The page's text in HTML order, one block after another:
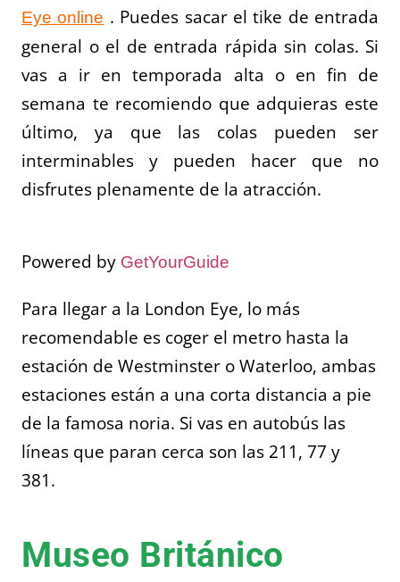
Eye online . Puedes sacar el tike de entrada
general o el de entrada rápida sin colas. Si
vas a ir en temporada alta o en fin de
semana te recomiendo que adquieras este
último, ya que las colas pueden ser
interminables y pueden hacer que no
disfrutes plenamente de la atracción.
Powered by GetYourGuide
Para llegar a la London Eye, lo más
recomendable es coger el metro hasta la
estación de Westminster o Waterloo, ambas
estaciones están a una corta distancia a pie
de la famosa noria. Si vas en autobús las
líneas que paran cerca son las 211, 77 y
381.
Museo Británico